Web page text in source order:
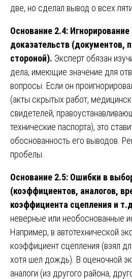
две, но сделал вывод о всех
Основание 2.4:
доказательств (документов,
стороной). Эксперт обязан
дела, имеющие значение для
вопросы. Если он
(акты скрытых работ,
свидетелей,
технические паспорта), это
обоснованность его выводов.
пробелы.
Основание 2.5: Ошибки в
(коэффициентов, аналогов,
коэффициента сцепления и
неверные или необоснованные
Например, в автотехнической
коэффициент сцепления (взял
хотя шел дождь). В оценочной
аналоги (из другого района,